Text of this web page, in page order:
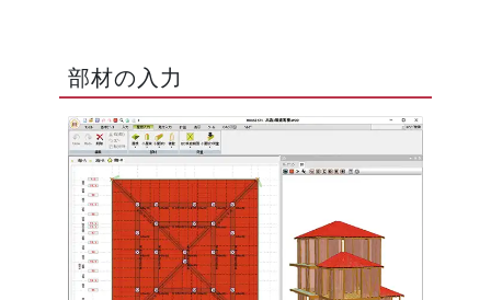
部材の入力